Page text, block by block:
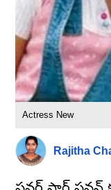
Actress New
Rajitha